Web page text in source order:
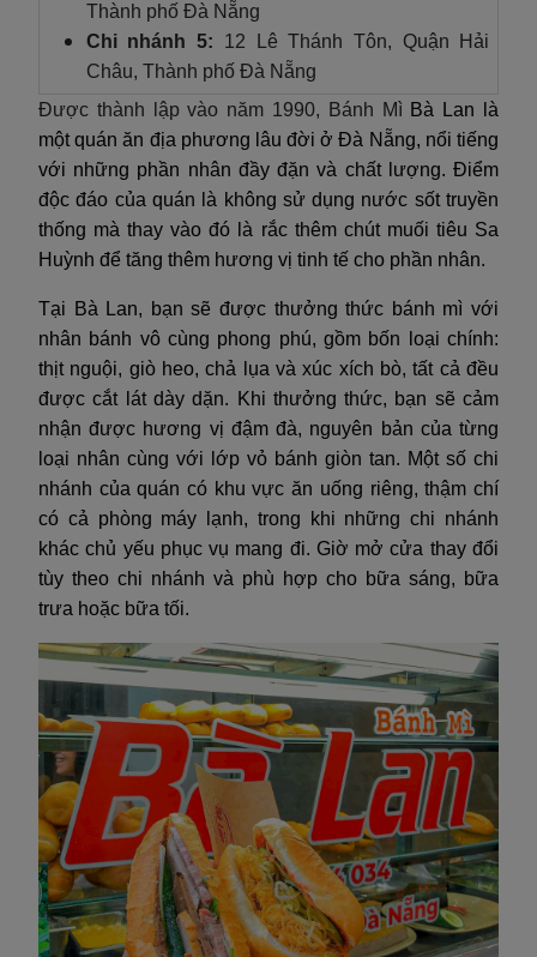
Thành phố Đà Nẵng
Chi nhánh 5:
12 Lê Thánh Tôn, Quận Hải
Châu, Thành phố Đà Nẵng
Được thành lập vào năm 1990,
Bánh Mì Bà Lan là
một quán ăn địa phương lâu đời ở Đà Nẵng, nổi tiếng
với những phần nhân đầy đặn và chất lượng. Điểm
độc đáo của quán là không sử dụng nước sốt truyền
thống mà thay vào đó là rắc thêm chút muối tiêu Sa
Huỳnh để tăng thêm hương vị tinh tế cho phần nhân.
Tại Bà Lan, bạn sẽ được thưởng thức bánh mì với
nhân bánh vô cùng phong phú, gồm bốn loại chính:
thịt nguội, giò heo, chả lụa và xúc xích bò, tất cả đều
được cắt lát dày dặn. Khi thưởng thức, bạn sẽ cảm
nhận được hương vị đậm đà, nguyên bản của từng
loại nhân cùng với lớp vỏ bánh giòn tan. Một số chi
nhánh của quán có khu vực ăn uống riêng, thậm chí
có cả phòng máy lạnh, trong khi những chi nhánh
khác chủ yếu phục vụ mang đi. Giờ mở cửa thay đổi
tùy theo chi nhánh và phù hợp cho bữa sáng, bữa
trưa hoặc bữa tối.